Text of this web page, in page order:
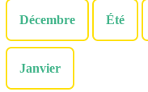
Décembre Été
Janvier